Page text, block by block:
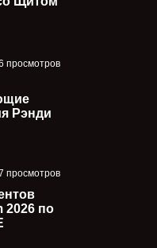
просмотров
Рэнди
просмотров
2026 по